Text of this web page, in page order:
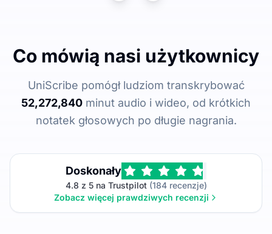
Co mówią nasi użytkownicy
UniScribe pomógł ludziom transkrybować
52,272,840 minut audio i wideo, od krótkich
notatek głosowych po długie nagrania.
Doskonały
4.8 z 5 na Trustpilot(184 recenzje)
Zobacz więcej prawdziwych recenzji